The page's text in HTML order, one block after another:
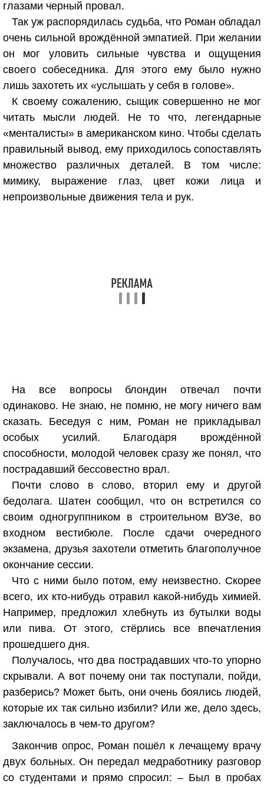
глазами черный провал.
Так уж распорядилась судьба, что Роман обладал
очень сильной врождённой эмпатией. При желании
он мог уловить сильные чувства и ощущения
своего собеседника. Для этого ему было нужно
лишь захотеть их «услышать у себя в голове».
К своему сожалению, сыщик совершенно не мог
читать мысли людей. Не то что, легендарные
«менталисты» в американском кино. Чтобы сделать
правильный вывод, ему приходилось сопоставлять
множество различных деталей. В том числе:
мимику, выражение глаз, цвет кожи лица и
непроизвольные движения тела и рук.
На все вопросы блондин отвечал почти
одинаково. Не знаю, не помню, не могу ничего вам
сказать. Беседуя с ним, Роман не прикладывал
особых усилий. Благодаря врождённой
способности, молодой человек сразу же понял, что
пострадавший бессовестно врал.
Почти слово в слово, вторил ему и другой
бедолага. Шатен сообщил, что он встретился со
своим одногруппником в строительном ВУЗе, во
входном вестибюле. После сдачи очередного
экзамена, друзья захотели отметить благополучное
окончание сессии.
Что с ними было потом, ему неизвестно. Скорее
всего, их кто-нибудь отравил какой-нибудь химией.
Например, предложил хлебнуть из бутылки воды
или пива. От этого, стёрлись все впечатления
прошедшего дня.
Получалось, что два пострадавших что-то упорно
скрывали. А вот почему они так поступали, пойди,
разберись? Может быть, они очень боялись людей,
которые их так сильно избили? Или же, дело здесь,
заключалось в чем-то другом?
Закончив опрос, Роман пошёл к лечащему врачу
двух больных. Он передал медработнику разговор
со студентами и прямо спросил: – Был в пробах